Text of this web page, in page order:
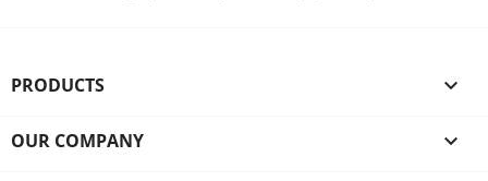
PRODUCTS 
OUR COMPANY 